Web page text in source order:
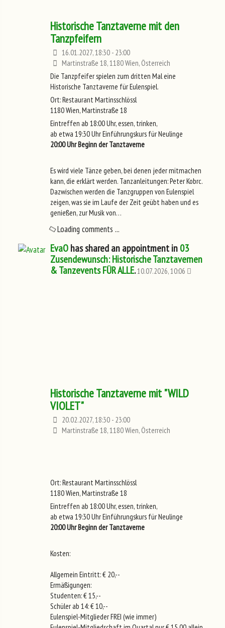
Historische Tanztaverne mit den
Tanzpfeifern
16.01.2027, 18:30 - 23:00
Martinstraße 18, 1180 Wien, Österreich
Die Tanzpfeifer spielen zum dritten Mal eine
Historische Tanztaverne für Eulenspiel.
Ort: Restaurant Martinsschlössl
1180 Wien, Martinstraße 18
Eintreffen ab 18:00 Uhr, essen, trinken,
ab etwa 19:30 Uhr Einführungskurs für Neulinge
20:00 Uhr Beginn der Tanztaverne
Es wird viele Tänze geben, bei denen jeder mitmachen
kann, die erklärt werden. Tanzanleitungen: Peter Kobrc.
Dazwischen werden die Tanzgruppen von Eulenspiel
zeigen, was sie im Laufe der Zeit geübt haben und es
genießen, zur Musik von…
Loading comments ...
EvaOhas shared an appointment in03
Zusendewunsch: Historische Tanztavernen
& Tanzevents FÜR ALLE.10.07.2026, 10:06
Historische Tanztaverne mit "WILD
VIOLET"
20.02.2027, 18:30 - 23:00
Martinstraße 18, 1180 Wien, Österreich
Ort: Restaurant Martinsschlössl
1180 Wien, Martinstraße 18
Eintreffen ab 18:00 Uhr, essen, trinken,
ab etwa 19:30 Uhr Einführungskurs für Neulinge
20:00 Uhr Beginn der Tanztaverne
Kosten:
Allgemein Eintritt: € 20,--
Ermäßigungen:
Studenten: € 15,--
Schüler ab 14: € 10,--
Eulenspiel-Mitglieder FREI (wie immer)